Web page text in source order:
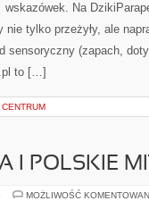
wskazówek. Na
tylko przeżyły, ale
sensoryczny (zapach,
to […]
I POLSKIE
MOŻLIWOŚĆ